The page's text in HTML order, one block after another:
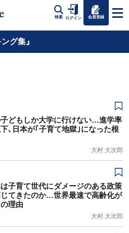
検索 ログイン 会員登録
グ集』
どもしか大学に行けない…進学率
､日本が｢子育て地獄｣になった根
大村 大次郎
子育て世代にダメージのある政策
てきたのか…世界最速で高齢化が
理由
大村 大次郎